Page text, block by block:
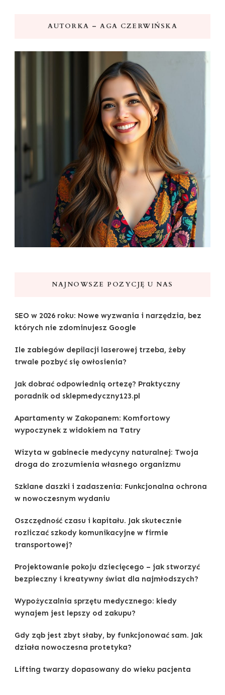
AUTORKA – AGA CZERWIŃSKA
NAJNOWSZE POZYCJĘ U NAS
SEO w 2026 roku: Nowe wyzwania i narzędzia, bez
których nie zdominujesz Google
Ile zabiegów depilacji laserowej trzeba, żeby
trwale pozbyć się owłosienia?
Jak dobrać odpowiednią ortezę? Praktyczny
poradnik od sklepmedyczny123.pl
Apartamenty w Zakopanem: Komfortowy
wypoczynek z widokiem na Tatry
Wizyta w gabinecie medycyny naturalnej: Twoja
droga do zrozumienia własnego organizmu
Szklane daszki i zadaszenia: Funkcjonalna ochrona
w nowoczesnym wydaniu
Oszczędność czasu i kapitału. Jak skutecznie
rozliczać szkody komunikacyjne w firmie
transportowej?
Projektowanie pokoju dziecięcego – jak stworzyć
bezpieczny i kreatywny świat dla najmłodszych?
Wypożyczalnia sprzętu medycznego: kiedy
wynajem jest lepszy od zakupu?
Gdy ząb jest zbyt słaby, by funkcjonować sam. Jak
działa nowoczesna protetyka?
Lifting twarzy dopasowany do wieku pacjenta